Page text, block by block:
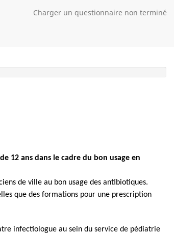
Charger un questionnaire non terminé
12 ans dans le cadre du bon usage en
de ville au bon usage des antibiotiques.
que des formations pour une prescription
infectiologue au sein du service de pédiatrie